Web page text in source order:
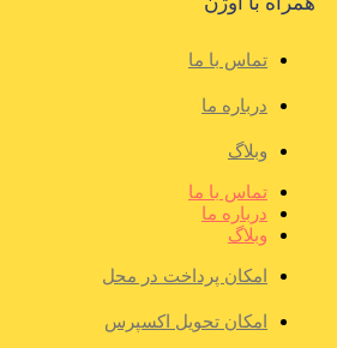
تماس با ما
درباره ما
وبلاگ
تماس با ما
درباره ما
وبلاگ
امکان پرداخت در محل
امکان تحویل اکسپرس